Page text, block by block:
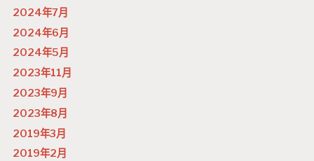
2024年7月
2024年6月
2024年5月
2023年11月
2023年9月
2023年8月
2019年3月
2019年2月